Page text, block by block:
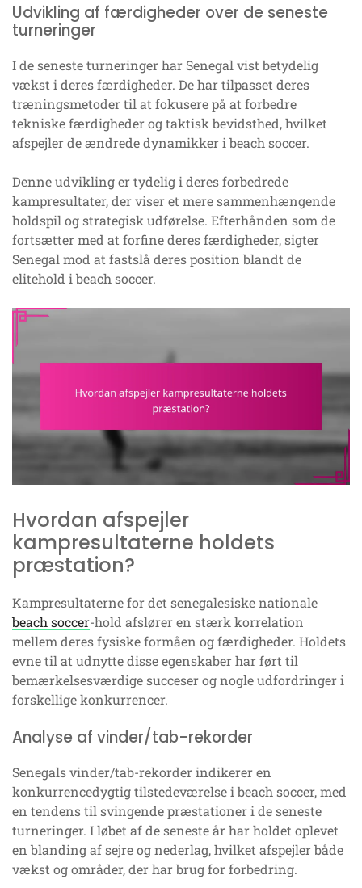
Udvikling af færdigheder over de seneste
turneringer
I de seneste turneringer har Senegal vist betydelig
vækst i deres færdigheder. De har tilpasset deres
træningsmetoder til at fokusere på at forbedre
tekniske færdigheder og taktisk bevidsthed, hvilket
afspejler de ændrede dynamikker i beach soccer.
Denne udvikling er tydelig i deres forbedrede
kampresultater, der viser et mere sammenhængende
holdspil og strategisk udførelse. Efterhånden som de
fortsætter med at forfine deres færdigheder, sigter
Senegal mod at fastslå deres position blandt de
elitehold i beach soccer.
Hvordan afspejler
kampresultaterne holdets
præstation?
Kampresultaterne for det senegalesiske nationale
beach soccer-hold afslører en stærk korrelation
mellem deres fysiske formåen og færdigheder. Holdets
evne til at udnytte disse egenskaber har ført til
bemærkelsesværdige succeser og nogle udfordringer i
forskellige konkurrencer.
Analyse af vinder/tab-rekorder
Senegals vinder/tab-rekorder indikerer en
konkurrencedygtig tilstedeværelse i beach soccer, med
en tendens til svingende præstationer i de seneste
turneringer. I løbet af de seneste år har holdet oplevet
en blanding af sejre og nederlag, hvilket afspejler både
vækst og områder, der har brug for forbedring.